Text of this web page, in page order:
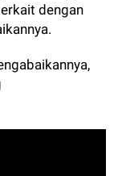
dengan